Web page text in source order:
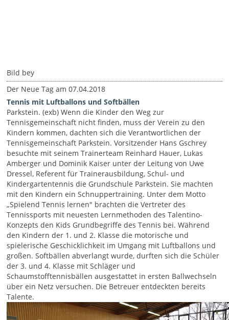
Bild bey
Der Neue Tag am 07.04.2018
Tennis mit Luftballons und Softbällen
Parkstein. (exb) Wenn die Kinder den Weg zur
Tennisgemeinschaft nicht finden, muss der Verein zu den
Kindern kommen, dachten sich die Verantwortlichen der
Tennisgemeinschaft Parkstein. Vorsitzender Hans Gschrey
besuchte mit seinem Trainerteam Reinhard Hauer, Lukas
Amberger und Dominik Kaiser unter der Leitung von Uwe
Dressel, Referent für Trainerausbildung, Schul- und
Kindergartentennis die Grundschule Parkstein. Sie machten
mit den Kindern ein Schnuppertraining. Unter dem Motto
„Spielend Tennis lernen" brachten die Vertreter des
Tennissports mit neuesten Lernmethoden des Talentino-
Konzepts den Kids Grundbegriffe des Tennis bei. Während
den Kindern der 1. und 2. Klasse die motorische und
spielerische Geschicklichkeit im Umgang mit Luftballons und
großen. Softbällen abverlangt wurde, durften sich die Schüler
der 3. und 4. Klasse mit Schläger und
Schaumstofftennisbällen ausgestattet in ersten Ballwechseln
über ein Netz versuchen. Die Betreuer entdeckten bereits
Talente.